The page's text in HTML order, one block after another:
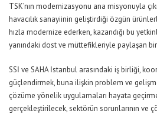
TSK’nın modernizasyonu ana misyonuyla
havacılık sanayiinin geliştirdiği özgün
hızla modernize ederken, kazandığı bu
yanındaki dost ve müttefikleriyle paylaşan
SSİ ve SAHA İstanbul arasındaki iş birliği,
güçlendirmek, buna ilişkin problem ve
çözüme yönelik uygulamaları hayata
gerçekleştirilecek, sektörün sorunlarının ve